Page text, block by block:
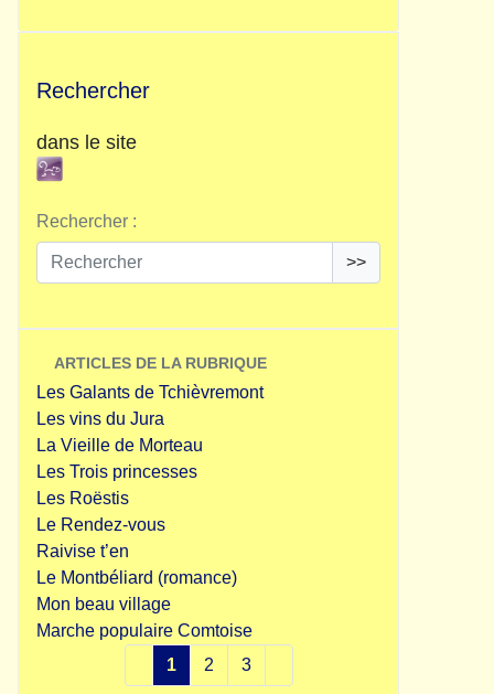
Rechercher
dans le site
Rechercher :
>>
ARTICLES DE LA RUBRIQUE
Les Galants de Tchièvremont
Les vins du Jura
La Vieille de Morteau
Les Trois princesses
Les Roëstis
Le Rendez-vous
Raivise t’en
Le Montbéliard (romance)
Mon beau village
Marche populaire Comtoise
1
2 3